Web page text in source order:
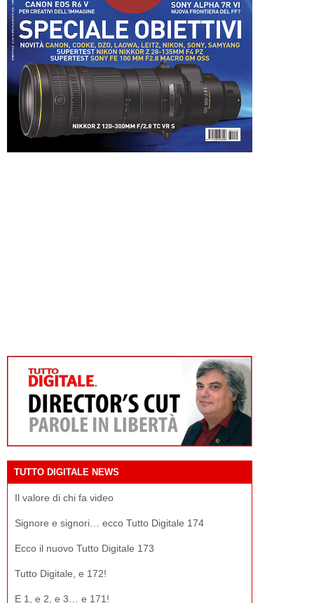
TUTTO DIGITALE NEWS
Il valore di chi fa video
Signore e signori… ecco Tutto Digitale 174
Ecco il nuovo Tutto Digitale 173
Tutto Digitale, e 172!
E 1, e 2, e 3… e 171!